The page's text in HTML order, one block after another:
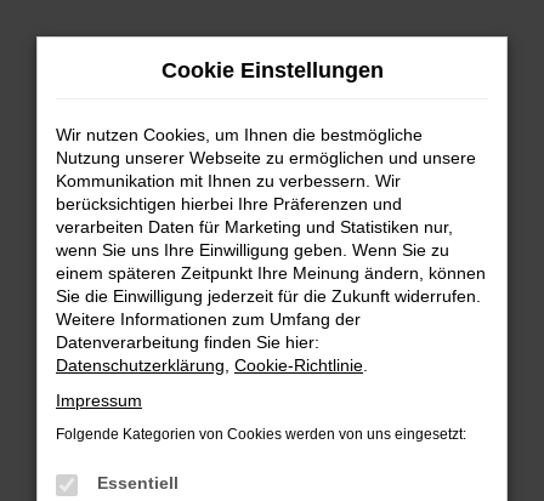
Zum
FEHLER: NETWORK ERROR
Beim Laden ist ein Fehler aufgetreten.
Hier sind ein paar Tipps, die dir helfen können:
Überprüfe deine Firewall und deine
Internetverbindung.
Laden andere Webseiten, zum Beispiel deine
Cookie Einstellungen
Wir nutzen Cookies, um Ihnen die bestmögliche
Nutzung unserer Webseite zu ermöglichen und unsere
Kommunikation mit Ihnen zu verbessern. Wir
berücksichtigen hierbei Ihre Präferenzen und
verarbeiten Daten für Marketing und Statistiken nur,
wenn Sie uns Ihre Einwilligung geben. Wenn Sie zu
einem späteren Zeitpunkt Ihre Meinung ändern, können
Sie die Einwilligung jederzeit für die Zukunft widerrufen.
Weitere Informationen zum Umfang der
Datenverarbeitung finden Sie hier:
Datenschutzerklärung Cookie-Richtlinie
Impressum
Folgende Kategorien von Cookies werden von uns eingesetzt:
Essentiell